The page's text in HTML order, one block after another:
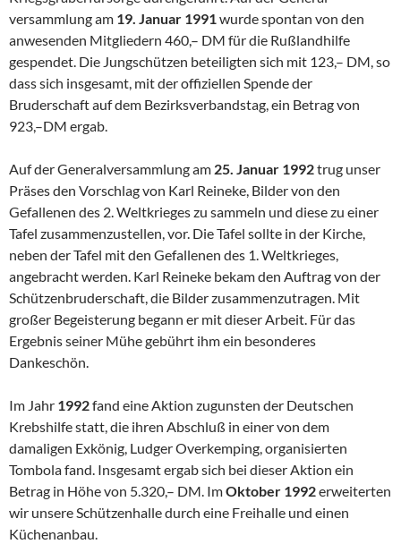
versammlung am 19. Januar 1991wurde spontan von den
anwesen­den Mitgliedern 460,– DM für die Rußlandhilfe
gespendet. Die Jungschützen beteiligten sich mit 123,– DM, so
dass sich insgesamt, mit der offiziellen Spende der
Bruderschaft auf dem Bezirksverbandstag, ein Betrag von
923,–DM ergab.
Auf der Generalversammlung am 25. Januar 1992trug unser
Präses den Vorschlag von Karl Reineke, Bilder von den
Gefallenen des 2. Welt­krieges zu sammeln und diese zu einer
Tafel zusammenzustellen, vor. Die Tafel sollte in der Kirche,
neben der Tafel mit den Gefallenen des 1. Weltkrieges,
angebracht werden. Karl Reineke bekam den Auftrag von der
Schützenbruderschaft, die Bilder zusammenzutragen. Mit
großer Be­geisterung begann er mit dieser Arbeit. Für das
Ergebnis seiner Mühe gebührt ihm ein besonderes
Dankeschön.
Im Jahr 1992fand eine Aktion zugunsten der Deutschen
Krebshilfe statt, die ihren Abschluß in einer von dem
damaligen Exkönig, Ludger Overkemping, organisierten
Tombola fand. Insgesamt ergab sich bei die­ser Aktion ein
Betrag in Höhe von 5.320,– DM. ImOktober 1992erweiterten
wir unsere Schützenhalle durch eine Frei­halle und einen
Küchenanbau.